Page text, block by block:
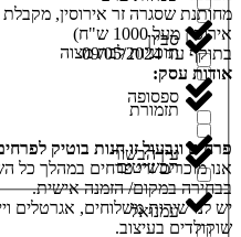
תוכניות לבת מצוה
תזמורת
תכשיטים
סביון
ספסופה
עין הבשור
עמנואל
מחותנת שסגרה זר אירוסין,
אירוסין מעל 1000 ש"ח)
בתוקף עד 09/05/2024
אודות עסק:
פרחים וגבעול זו חנות בוטיק
אנו מוכרים זרי פרחים במהלך כל
בבחירה במקום/ הזמנה אישית.
יש לנו שירות משלוחים, אגרטלים
שוקולדים בעיצוב.